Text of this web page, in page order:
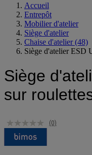
Accueil
Entrepôt
Mobilier d'atelier
Siège d'atelier
Chaise d'atelier (48)
Siège d'atelier ESD
Siège
sur
(0)